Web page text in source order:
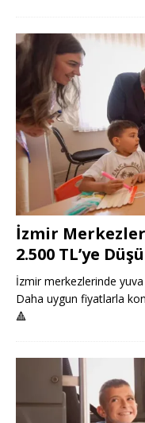
İzmir
2.500 TL’ye
İzmir merkezlerinde yuva
Daha uygun fiyatlarla
🔺